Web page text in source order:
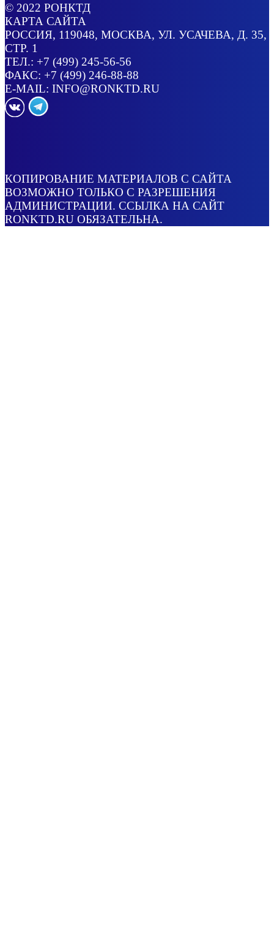
© 2022 РОНКТД
КАРТА САЙТА
РОССИЯ, 119048, МОСКВА, УЛ. УСАЧЕВА, Д. 35,
СТР. 1
ТЕЛ.: +7 (499) 245-56-56
ФАКС: +7 (499) 246-88-88
E-MAIL: INFO@RONKTD.RU
КОПИРОВАНИЕ МАТЕРИАЛОВ С САЙТА
ВОЗМОЖНО ТОЛЬКО С РАЗРЕШЕНИЯ
АДМИНИСТРАЦИИ. ССЫЛКА НА САЙТ
RONKTD.RU ОБЯЗАТЕЛЬНА.